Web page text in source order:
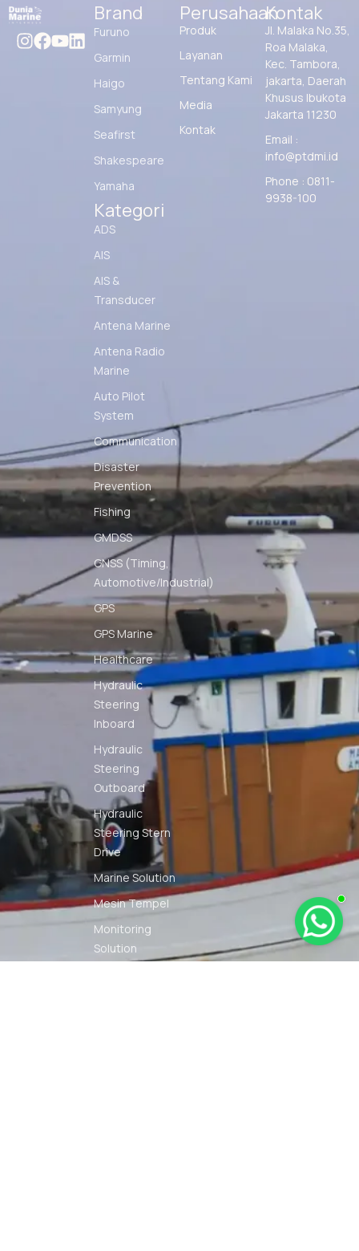
Brand
Furuno
Garmin
Haigo
Samyung
Seafirst
Shakespeare
Yamaha
Kategori
ADS
AIS
AIS &
Transducer
Antena Marine
Antena Radio
Marine
Auto Pilot
System
Communication
Disaster
Prevention
Fishing
GMDSS
GNSS (Timing,
Automotive/Industrial)
GPS
GPS Marine
Healthcare
Hydraulic
Steering
Inboard
Hydraulic
Steering
Outboard
Hydraulic
Steering Stern
Drive
Marine Solution
Mesin Tempel
Monitoring
Solution
Perusahaan
Produk
Layanan
Tentang Kami
Media
Kontak
Kontak
Jl. Malaka No.35,
Roa Malaka,
Kec. Tambora,
jakarta, Daerah
Khusus Ibukota
Jakarta 11230
Email :
info@ptdmi.id
Phone : 0811-
9938-100